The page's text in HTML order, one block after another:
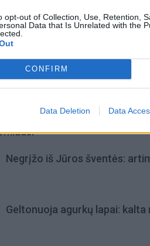
opt-out of Collection, Use, Retention,
Data that Is Unrelated with the
CONFIRM
Data Deletion Data
Negrįžo iš Jūros šventės:
Geltonuoja agurkų lapai: kalta